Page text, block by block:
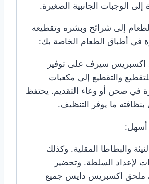
إلى الوجبات الجانبية الصغيرة.
إلى شرائح وبشره وتقطيعه
في أطباق الطعام الخاصة بك:
سيرف على توفير
والتقطيع إلى مكعبات
في صحن أو وعاء التقديم. يحتفظ
بنظافته ما يوفر التنظيف.
أسهل:
والبطاطا المقلية. وكذلك
لإعداد السلطة. وتحضير
ملحق اكسبريس دايس جميع